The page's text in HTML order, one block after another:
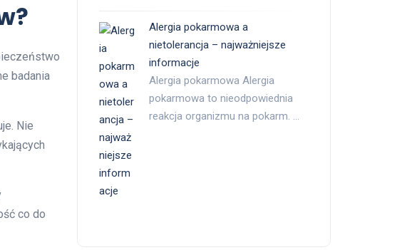
badania
Nie
co do
Alergia pokarmowa a
nietolerancja – najważniejsze
informacje
Alergia pokarmowa Alergia
pokarmowa to nieodpowiednia
reakcja organizmu na pokarm. …